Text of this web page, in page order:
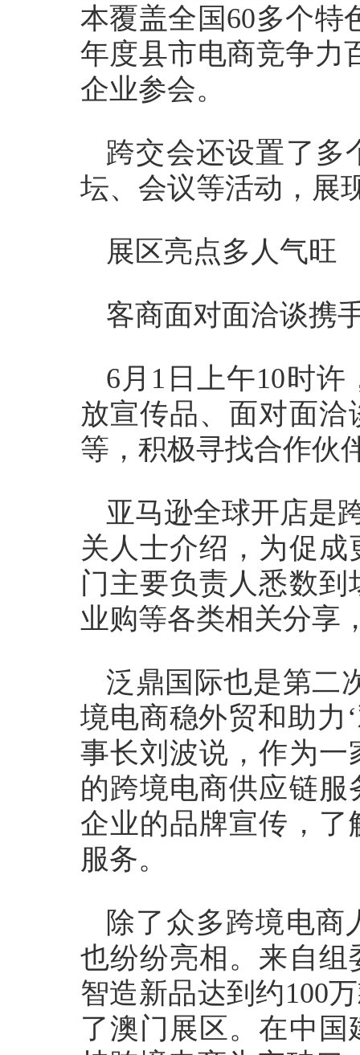
本覆盖全国60多个特
年度县市电商竞争力
企业参会。
跨交会还设置了多
坛、会议等活动，展
展区亮点多人气旺
客商面对面洽谈携
6月1日上午10时
放宣传品、面对面
等，积极寻找合作伙
亚马逊全球开店是
关人士介绍，为促
门主要负责人悉数
业购等各类相关分享
泛鼎国际也是第二
境电商稳外贸和助力
事长刘波说，作为
的跨境电商供应链
企业的品牌宣传，
服务。
除了众多跨境电商
也纷纷亮相。来自
智造新品达到约100
了澳门展区。在中